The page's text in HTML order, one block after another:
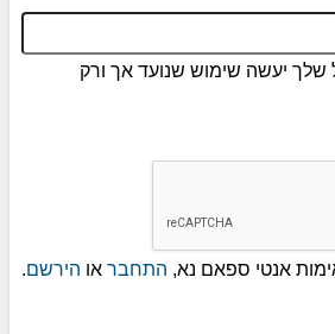
שלך יעשה שימוש שנועד אך ורק
אנטי ספאם נא, התחבר או הירשם.